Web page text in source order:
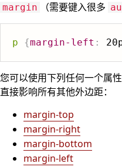
margin （需要键入很多
p {margin-left :
您可以使用下列任何一个属
直接影响所有其他外边距：
margin-top
margin-right
margin-bottom
margin-left